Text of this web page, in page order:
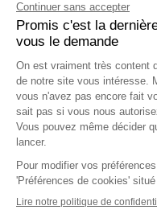
03
qu’à
04 Partez
contient
Sur